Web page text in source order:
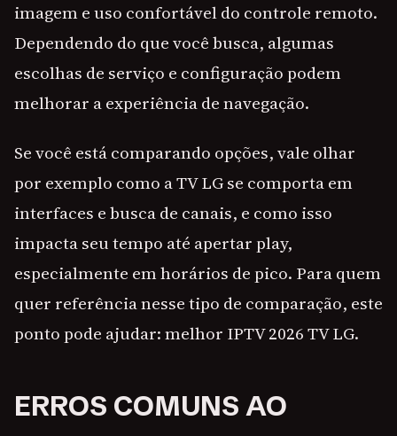
imagem e uso confortável do controle remoto.
Dependendo do que você busca, algumas
escolhas de serviço e configuração podem
melhorar a experiência de navegação.
Se você está comparando opções, vale olhar
por exemplo como a TV LG se comporta em
interfaces e busca de canais, e como isso
impacta seu tempo até apertar play,
especialmente em horários de pico. Para quem
quer referência nesse tipo de comparação, este
ponto pode ajudar: melhor IPTV 2026 TV LG.
ERROS COMUNS AO